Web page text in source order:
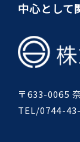
中心として
〒633-0065
TEL/0744-